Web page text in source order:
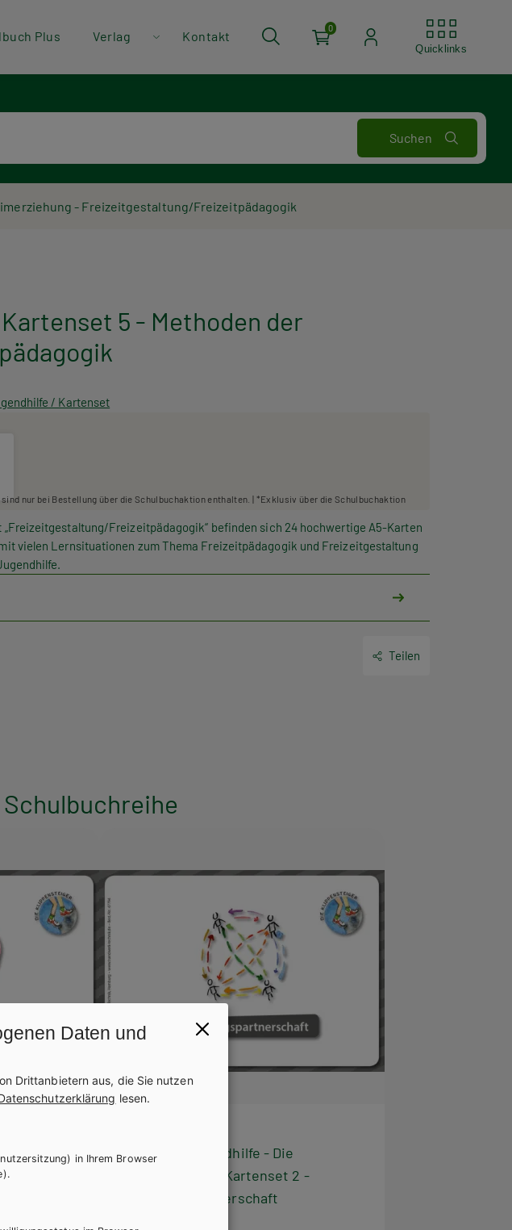
Plus Verlag Kontakt
0
Quicklinks
- Freizeitgestaltung/Freizeitpädagogik
5 - Methoden der
/ Kartenset
nur bei Bestellung über die Schulbuchaktion enthalten. | *Exklusiv über die Schulbuchaktion
„Freizeitgestaltung/Freizeitpädagogik“ befinden sich 24 hochwertige A5-Karten
vielen Lernsituationen zum Thema Freizeitpädagogik und Freizeitgestaltung
ist nur in Kombination mit dem Grundkartenset „Klippensteiger“ (Bestell-Nr.
Brückenschlag zwischen Theorie und Praxis: Mithilfe der „Klippensteiger“ ist
die Praxissituation einer
ins Klassenzimmer zu holen – perfekt
Teilen
-
Kartenset Jugendhilfe - Die
Klippensteiger / Kartenset 2 -
Erziehungspartnerschaft
Daten und
Drittanbietern aus, die Sie nutzen
lesen.
in Ihrem Browser